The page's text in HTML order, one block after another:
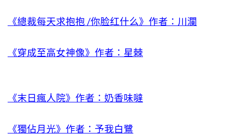
《總裁每天求抱抱 /你脸红什么》作者：川瀾
《穿成至高女神像》作者：星棘
《末日瘋人院》作者：奶香味噠
《獨佔月光》作者：予我白鷺